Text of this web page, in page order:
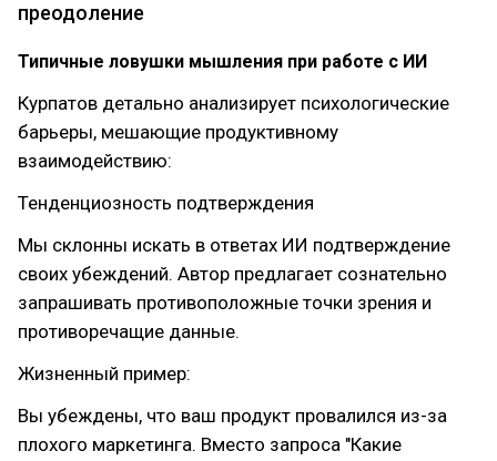
преодоление
Типичные ловушки мышления при работе с ИИ
Курпатов детально анализирует психологические
барьеры, мешающие продуктивному
взаимодействию:
Тенденциозность подтверждения
Мы склонны искать в ответах ИИ подтверждение
своих убеждений. Автор предлагает сознательно
запрашивать противоположные точки зрения и
противоречащие данные.
Жизненный пример:
Вы убеждены, что ваш продукт провалился из-за
плохого маркетинга. Вместо запроса "Какие